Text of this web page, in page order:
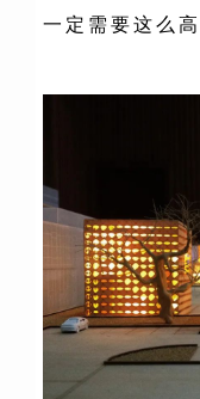
一定需要这么高